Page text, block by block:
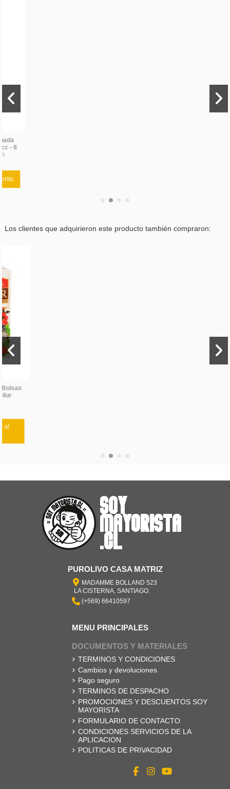
Los clientes que adquirieron este producto también compraron:
PUROLIVO CASA MATRIZ
MADAMME BOLLAND 523
LA CISTERNA, SANTIAGO.
(+569) 66410597
MENU PRINCIPALES
DOCUMENTOS Y MATERIALES
TERMINOS Y CONDICIONES
Cambios y devoluciones
Pago seguro
TERMINOS DE DESPACHO
PROMOCIONES Y DESCUENTOS SOY
MAYORISTA
FORMULARIO DE CONTACTO
CONDICIONES SERVICIOS DE LA
APLICACION
POLITICAS DE PRIVACIDAD